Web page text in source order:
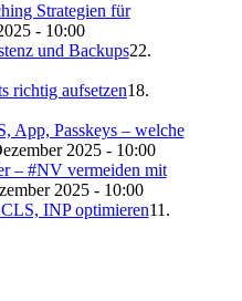
Strategien für
- 10:00
und Backups22.
richtig aufsetzen18.
App, Passkeys – welche
2025 - 10:00
– #NV vermeiden mit
2025 - 10:00
INP optimieren11.